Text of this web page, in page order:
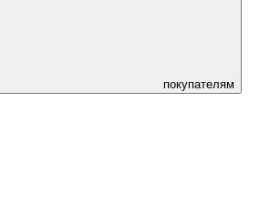
покупателям